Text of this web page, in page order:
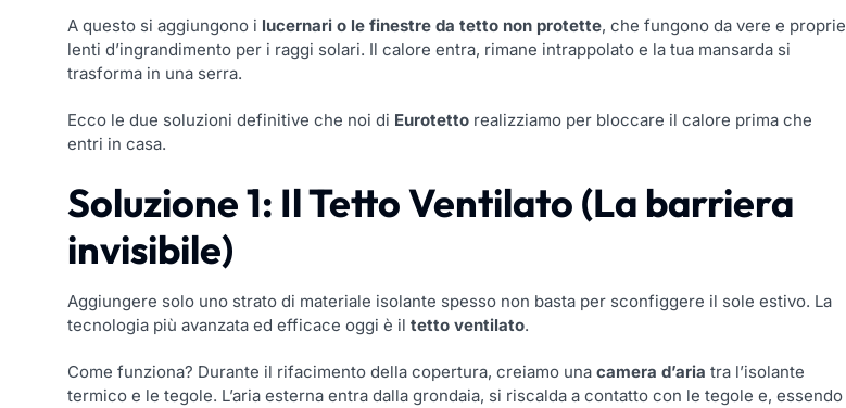
A questo si aggiungono i lucernari o le finestre da tetto non protette, che fungono da vere e proprie
lenti d’ingrandimento per i raggi solari. Il calore entra, rimane intrappolato e la tua mansarda si
trasforma in una serra.
Ecco le due soluzioni definitive che noi di Eurotetto realizziamo per bloccare il calore prima che
entri in casa.
Soluzione 1: Il Tetto Ventilato (La barriera
invisibile)
Aggiungere solo uno strato di materiale isolante spesso non basta per sconfiggere il sole estivo. La
tecnologia più avanzata ed efficace oggi è il tetto ventilato.
Come funziona? Durante il rifacimento della copertura, creiamo una camera d’aria tra l’isolante
termico e le tegole. L’aria esterna entra dalla grondaia, si riscalda a contatto con le tegole e, essendo